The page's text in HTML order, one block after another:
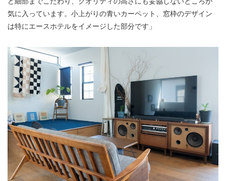
気に入っています。小上がりの青いカーペット、窓枠のデザイン
は特にエースホテルをイメージした部分です」